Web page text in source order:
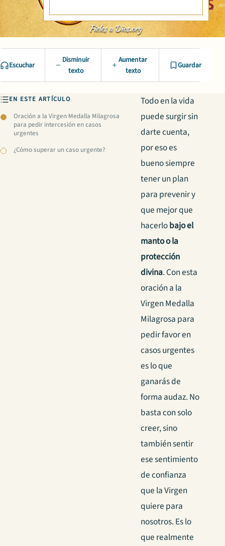
Escuchar
Disminuir
texto
Aumentar
texto
Guardar
EN ESTE ARTÍCULO
Oración a la Virgen Medalla Milagrosa
para pedir intercesión en casos
urgentes
¿Cómo superar un caso urgente?
Todo en la vida
puede surgir sin
darte cuenta,
por eso es
bueno siempre
tener un plan
para prevenir y
que mejor que
hacerlobajo el
manto o la
protección
divina. Con esta
oración a la
Virgen Medalla
Milagrosa para
pedir favor en
casos urgentes
es lo que
ganarás de
forma audaz. No
basta con solo
creer, sino
también sentir
ese sentimiento
de confianza
que la Virgen
quiere para
nosotros. Es lo
que realmente